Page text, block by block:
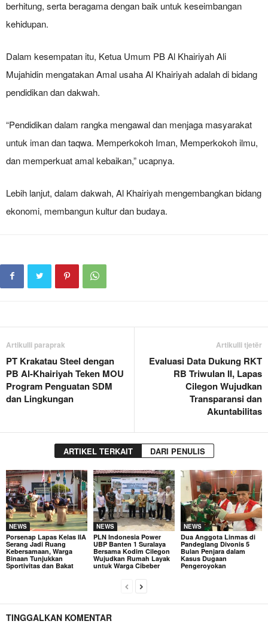
berhitung, serta beragama dengan baik untuk keseimbangan
kehidupan.
Dalam kesempatan itu, Ketua Umum PB Al Khairiyah Ali
Mujahidin mengatakan Amal usaha Al Khairiyah adalah di bidang
pendidikan dan dakwah.
“Pendidikan dalam rangka mengawal dan menjaga masyarakat
untuk iman dan taqwa. Memperkokoh Iman, Memperkokoh ilmu,
dan memperkuat amal kebaikan,” ucapnya.
Lebih lanjut, dalam dakwah, Al Khairiyah mengembangkan bidang
ekonomi, membangun kultur dan budaya.
Artikulli paraprak
PT Krakatau Steel dengan
PB Al-Khairiyah Teken MOU
Program Penguatan SDM
dan Lingkungan
Artikulli tjetër
Evaluasi Data Dukung RKT
RB Triwulan II, Lapas
Cilegon Wujudkan
Transparansi dan
Akuntabilitas
ARTIKEL TERKAIT DARI PENULIS
NEWS
Porsenap Lapas Kelas IIA
Serang Jadi Ruang
Kebersamaan, Warga
Binaan Tunjukkan
Sportivitas dan Bakat
NEWS
PLN Indonesia Power
UBP Banten 1 Suralaya
Bersama Kodim Cilegon
Wujudkan Rumah Layak
untuk Warga Cibeber
NEWS
Dua Anggota Linmas di
Pandeglang Divonis 5
Bulan Penjara dalam
Kasus Dugaan
Pengeroyokan
TINGGALKAN KOMENTAR